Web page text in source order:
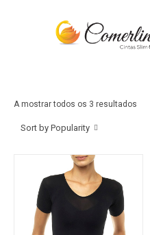
A mostrar todos os 3 resultados
Sort by Popularity